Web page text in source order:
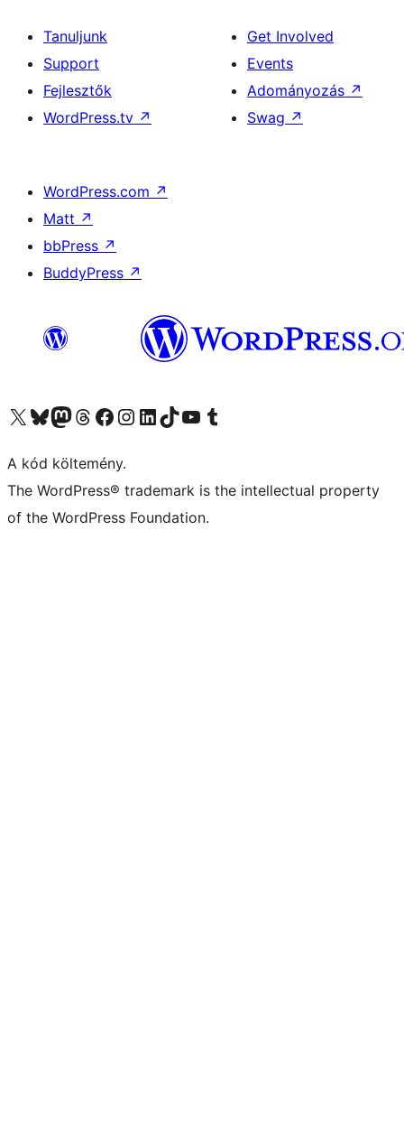
Tanuljunk
Support
Fejlesztők
WordPress.tv ↗
Get Involved
Events
Adományozás ↗
Swag ↗
WordPress.com ↗
Matt ↗
bbPress ↗
BuddyPress ↗
Visit our X (formerly Twitter) account
Visit our Bluesky account
Twitter csatornánk
Visit our Threads account
Facebook oldalunk megtekintése
Visit our Instagram account
Visit our LinkedIn account
Visit our TikTok account
Visit our YouTube channel
Visit our Tumblr account
A kód költemény.
The WordPress® trademark is the intellectual property
of the WordPress Foundation.